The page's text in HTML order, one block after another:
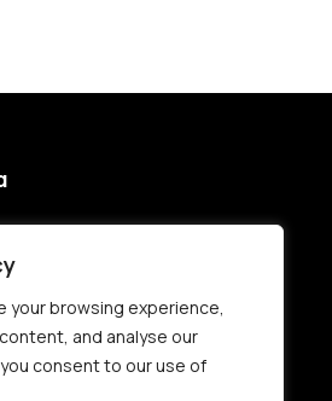
your browsing experience,
and analyse our
consent to our use of
Νέα Πέραμος, Καβάλα τ.κ
Ελλάδα